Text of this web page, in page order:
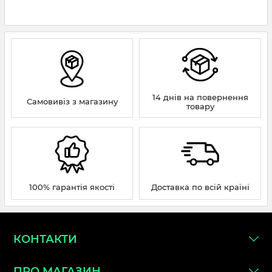
Самовивіз з магазину
14 днів на повернення
товару
100% гарантія якості Доставка по всій країні
КОНТАКТИ